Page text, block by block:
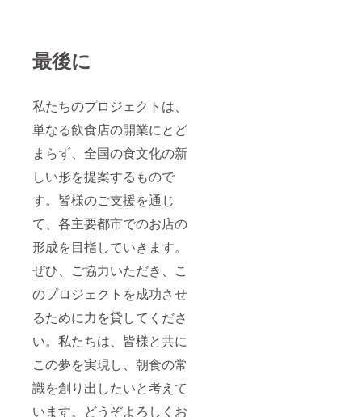
最後に
私たちのプロジェクトは、
単なる飲食店の開業にとど
まらず、全国の食文化の新
しい形を提案するもので
す。皆様のご支援を通じ
て、各主要都市でのお店の
形成を目指していきます。
ぜひ、ご協力いただき、こ
のプロジェクトを成功させ
るために力を貸してくださ
い。私たちは、皆様と共に
この夢を実現し、朝食の常
識を創り出したいと考えて
います。どうぞよろしくお